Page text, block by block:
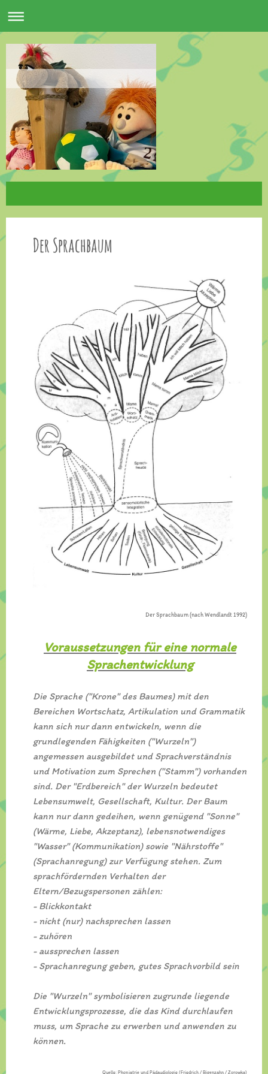
Der Sprachbaum
Der Sprachbaum (nach Wendlandt 1992)
Voraussetzungen für eine normale
Sprachentwicklung
Die Sprache ("Krone" des Baumes) mit den
Bereichen Wortschatz, Artikulation und Grammatik
kann sich nur dann entwickeln, wenn die
grundlegenden Fähigkeiten ("Wurzeln")
angemessen ausgebildet und Sprachverständnis
und Motivation zum Sprechen ("Stamm") vorhanden
sind. Der "Erdbereich" der Wurzeln bedeutet
Lebensumwelt, Gesellschaft, Kultur. Der Baum
kann nur dann gedeihen, wenn genügend "Sonne"
(Wärme, Liebe, Akzeptanz), lebensnotwendiges
"Wasser" (Kommunikation) sowie "Nährstoffe"
(Sprachanregung) zur Verfügung stehen. Zum
sprachfördernden Verhalten der
Eltern/Bezugspersonen zählen:
- Blickkontakt
- nicht (nur) nachsprechen lassen
- zuhören
- aussprechen lassen
- Sprachanregung geben, gutes Sprachvorbild sein
Die "Wurzeln" symbolisieren zugrunde liegende
Entwicklungsprozesse, die das Kind durchlaufen
muss, um Sprache zu erwerben und anwenden zu
können.
Quelle: Phoniatrie und Pädaudiologie (Friedrich / Bigenzahn / Zorowka)